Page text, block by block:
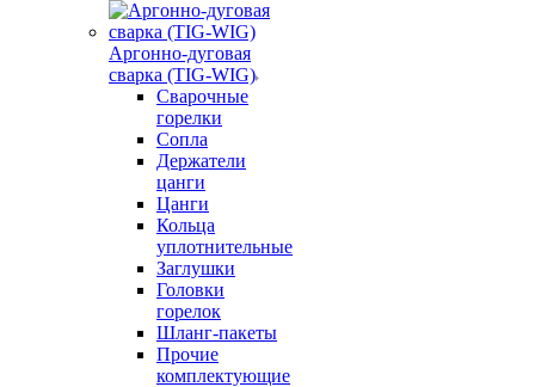
Аргонно-дуговая
сварка (TIG-WIG)
Сварочные
горелки
Сопла
Держатели
цанги
Цанги
Кольца
уплотнительные
Заглушки
Головки
горелок
Шланг-пакеты
Прочие
комплектующие